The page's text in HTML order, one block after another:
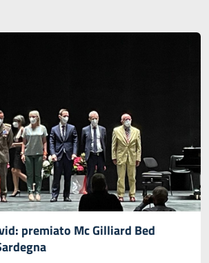
premiato Mc Gilliard Bed